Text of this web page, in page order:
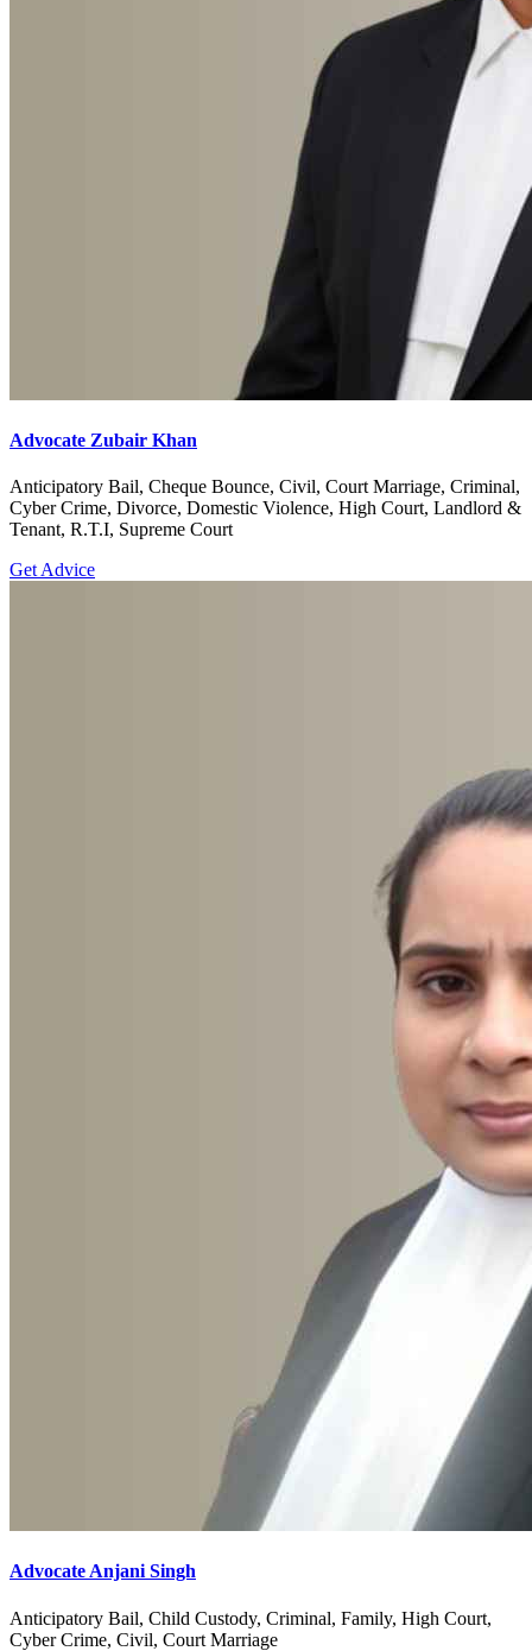
Advocate Zubair Khan
Anticipatory Bail, Cheque Bounce, Civil, Court Marriage, Criminal,
Cyber Crime, Divorce, Domestic Violence, High Court, Landlord &
Tenant, R.T.I, Supreme Court
Get Advice
Advocate Anjani Singh
Anticipatory Bail, Child Custody, Criminal, Family, High Court,
Cyber Crime, Civil, Court Marriage